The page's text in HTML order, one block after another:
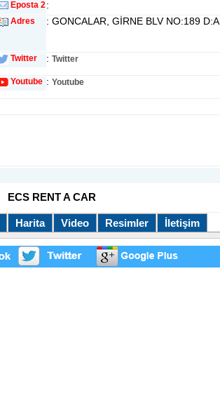
Eposta 2:
Adres : GONCALAR, GİRNE BLV NO:189 D:A
Twitter : Twitter
Youtube : Youtube
ECS RENT A CAR
Harita Video Resimler İletişim